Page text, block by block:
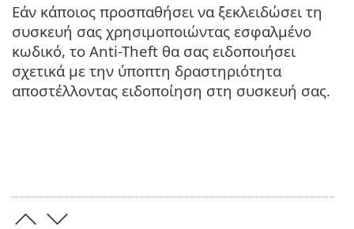
Εάν κάποιος προσπαθήσει να ξεκλειδώσει τη
συσκευή σας χρησιμοποιώντας εσφαλμένο
κωδικό, το Anti-Theft θα σας ειδοποιήσει
σχετικά με την ύποπτη δραστηριότητα
αποστέλλοντας ειδοποίηση στη συσκευή σας.